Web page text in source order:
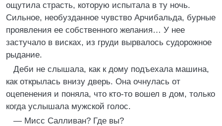
ощутила страсть, которую испытала в ту ночь.
Сильное, необузданное чувство Арчибальда, бурные
проявления ее собственного желания… У нее
застучало в висках, из груди вырвалось судорожное
рыдание.
Деби не слышала, как к дому подъехала машина,
как открылась внизу дверь. Она очнулась от
оцепенения и поняла, что кто-то вошел в дом, только
когда услышала мужской голос.
— Мисс Салливан? Где вы?